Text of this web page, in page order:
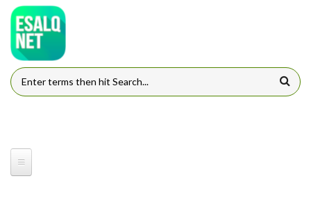
Pular para o conteúdo principal
FORMULÁRIO DE BUSCA